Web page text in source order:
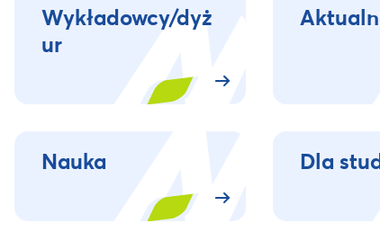
Wykładowcy/dyż
ur
Nauka Dla